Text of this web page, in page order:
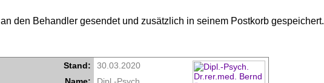
den Behandler gesendet und zusätzlich in seinem Postkorb gespeichert.
Stand:
30.03.2020
Name:
Dipl.-Psych.